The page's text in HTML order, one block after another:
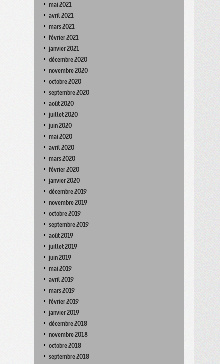
mai 2021
avril 2021
mars 2021
février 2021
janvier 2021
décembre 2020
novembre 2020
octobre 2020
septembre 2020
août 2020
juillet 2020
juin 2020
mai 2020
avril 2020
mars 2020
février 2020
janvier 2020
décembre 2019
novembre 2019
octobre 2019
septembre 2019
août 2019
juillet 2019
juin 2019
mai 2019
avril 2019
mars 2019
février 2019
janvier 2019
décembre 2018
novembre 2018
octobre 2018
septembre 2018